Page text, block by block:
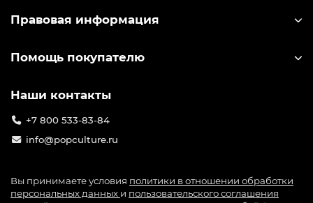
Правовая информация
Помощь покупателю
Наши контакты
+7 800 533-83-84
info@popculture.ru
Вы принимаете условия политики в отношении обработки
персональных данных и пользовательского соглашения